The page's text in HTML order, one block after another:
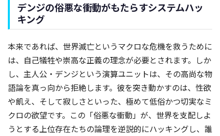
デンジの俗悪な衝動がもたらすシステムハッ
キング
本来であれば、世界滅亡というマクロな危機を救うために
は、自己犠牲や崇高な正義の理念が必要とされます。しか
し、主人公・デンジという演算ユニットは、その高尚な物
語論を真っ向から拒絶します。彼を突き動かすのは、性欲
や飢え、そして寂しさといった、極めて低俗かつ切実なミ
クロの欲望です。この「俗悪な衝動」が、世界を支配しよ
うとする上位存在たちの論理を逆説的にハッキングし、誰